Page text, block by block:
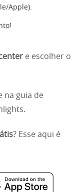
Apple).
e escolher o
na guia de
? Esse aqui é